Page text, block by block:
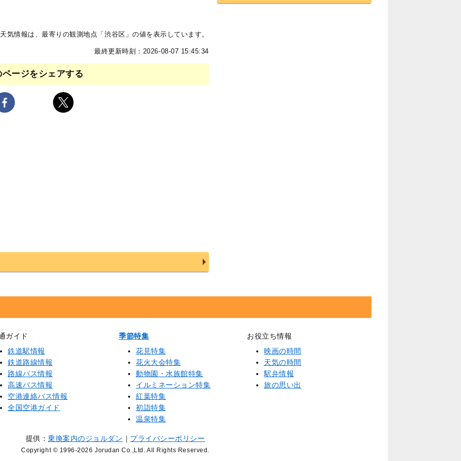
気情報は、最寄りの観測地点「渋谷区」の値を表示しています。
最終更新時刻：2026-08-07 15:45:34
ページをシェアする
ガイド
鉄道駅情報
鉄道路線情報
路線バス情報
高速バス情報
空港連絡バス情報
全国空港ガイド
季節特集
花見特集
花火大会特集
動物園・水族館特集
イルミネーション特集
紅葉特集
初詣特集
温泉特集
お役立ち情報
映画の時間
天気の時間
駅弁情報
旅の思い出
提供：乗換案内のジョルダン ｜ プライバシーポリシー
Copyright © 1996-2026 Jorudan Co.,Ltd. All Rights Reserved.